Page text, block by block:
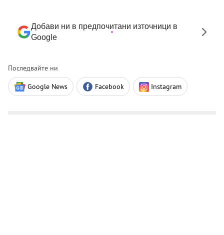
Добави ни в предпочитани източници в
Google
Последвайте ни
Google News Facebook Instagram